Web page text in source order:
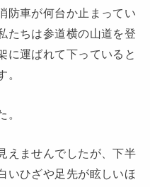
防車が何台か止まってい
たちは参道横の山道を登
に運ばれて下っていると
。
。
えませんでしたが、下半
いひざや足先が眩しいほ